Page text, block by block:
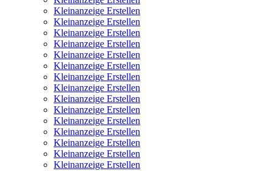
Kleinanzeige Erstellen
Kleinanzeige Erstellen
Kleinanzeige Erstellen
Kleinanzeige Erstellen
Kleinanzeige Erstellen
Kleinanzeige Erstellen
Kleinanzeige Erstellen
Kleinanzeige Erstellen
Kleinanzeige Erstellen
Kleinanzeige Erstellen
Kleinanzeige Erstellen
Kleinanzeige Erstellen
Kleinanzeige Erstellen
Kleinanzeige Erstellen
Kleinanzeige Erstellen